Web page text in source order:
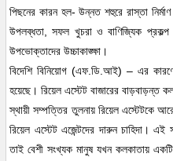
পিছনের কারন হল- উন্নত শহুরে রাস্তা
উপলব্ধতা, সফল খুচরা ও বাণিজ্যিক
উপভোক্তাদের উচ্চাকাঙ্ক্ষা।
বিদেশি বিনিয়োগ (এফ.ডি.আই) – এর
হয়েছে। রিয়েল এস্টেট বাজারের বাড়বাড়ন্ত
স্থায়ী সম্পত্তির তুলনায় রিয়েল এস্টেটকে
রিয়েল এস্টেট এজেন্টদের দারুন চাহিদা।
তাই বেশী সংখ্যক মানুষ যখন কলকাতায়